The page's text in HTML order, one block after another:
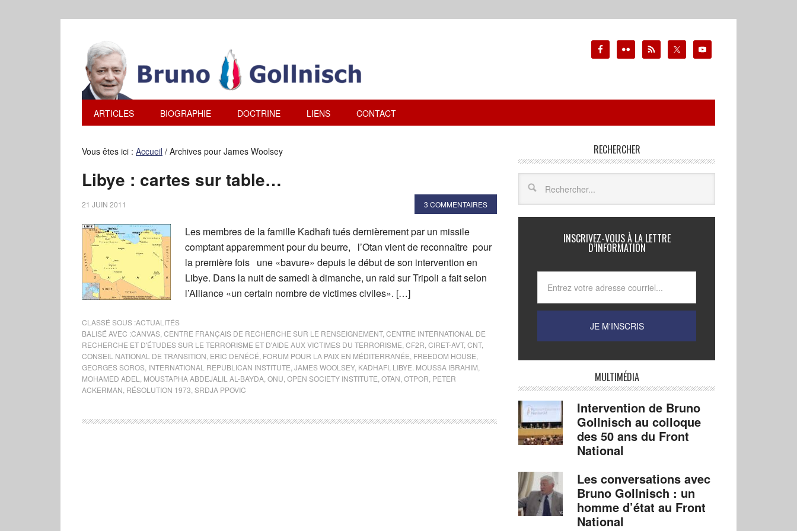
ARTICLES BIOGRAPHIE DOCTRINE LIENS CONTACT
Vous êtes ici : Accueil / Archives pour James Woolsey
Libye : cartes sur table…
21 JUIN 2011 3 COMMENTAIRES
Les membres de la famille Kadhafi tués dernièrement par un missile
comptant apparemment pour du beurre, l’Otan vient de reconnaître pour
la première fois une «bavure» depuis le début de son intervention en
Libye. Dans la nuit de samedi à dimanche, un raid sur Tripoli a fait selon
l’Alliance «un certain nombre de victimes civiles». […]
CLASSÉ SOUS :ACTUALITÉS
BALISÉ AVEC :CANVAS CENTRE FRANÇAIS DE RECHERCHE SUR LE RENSEIGNEMENT, CENTRE INTERNATIONAL DE
RECHERCHE ET D'ÉTUDES SUR LE TERRORISME ET D'AIDE AUX VICTIMES DU TERRORISME CF2R CIRET-AVT, CNT,
CONSEIL NATIONAL DE TRANSITION ERIC DENÉCÉ FORUM POUR LA PAIX EN MÉDITERRANÉE FREEDOM HOUSE
GEORGES SOROS INTERNATIONAL REPUBLICAN INSTITUTE JAMES WOOLSEY, KADHAFI LIBYE. MOUSSA IBRAHIM
MOHAMED ADEL
MOUSTAPHA ABDEJALIL AL-BAYDA ONU OPEN SOCIETY INSTITUTE OTAN OTPOR PETER
ACKERMAN RÉSOLUTION 1973 SRDJA PPOVIC
RECHERCHER
INSCRIVEZ-VOUS À LA LETTRE
D’INFORMATION
MULTIMÉDIA
Intervention de Bruno
Gollnisch au colloque
des 50 ans du Front
National
Les conversations avec
Bruno Gollnisch : un
homme d’état au Front
National